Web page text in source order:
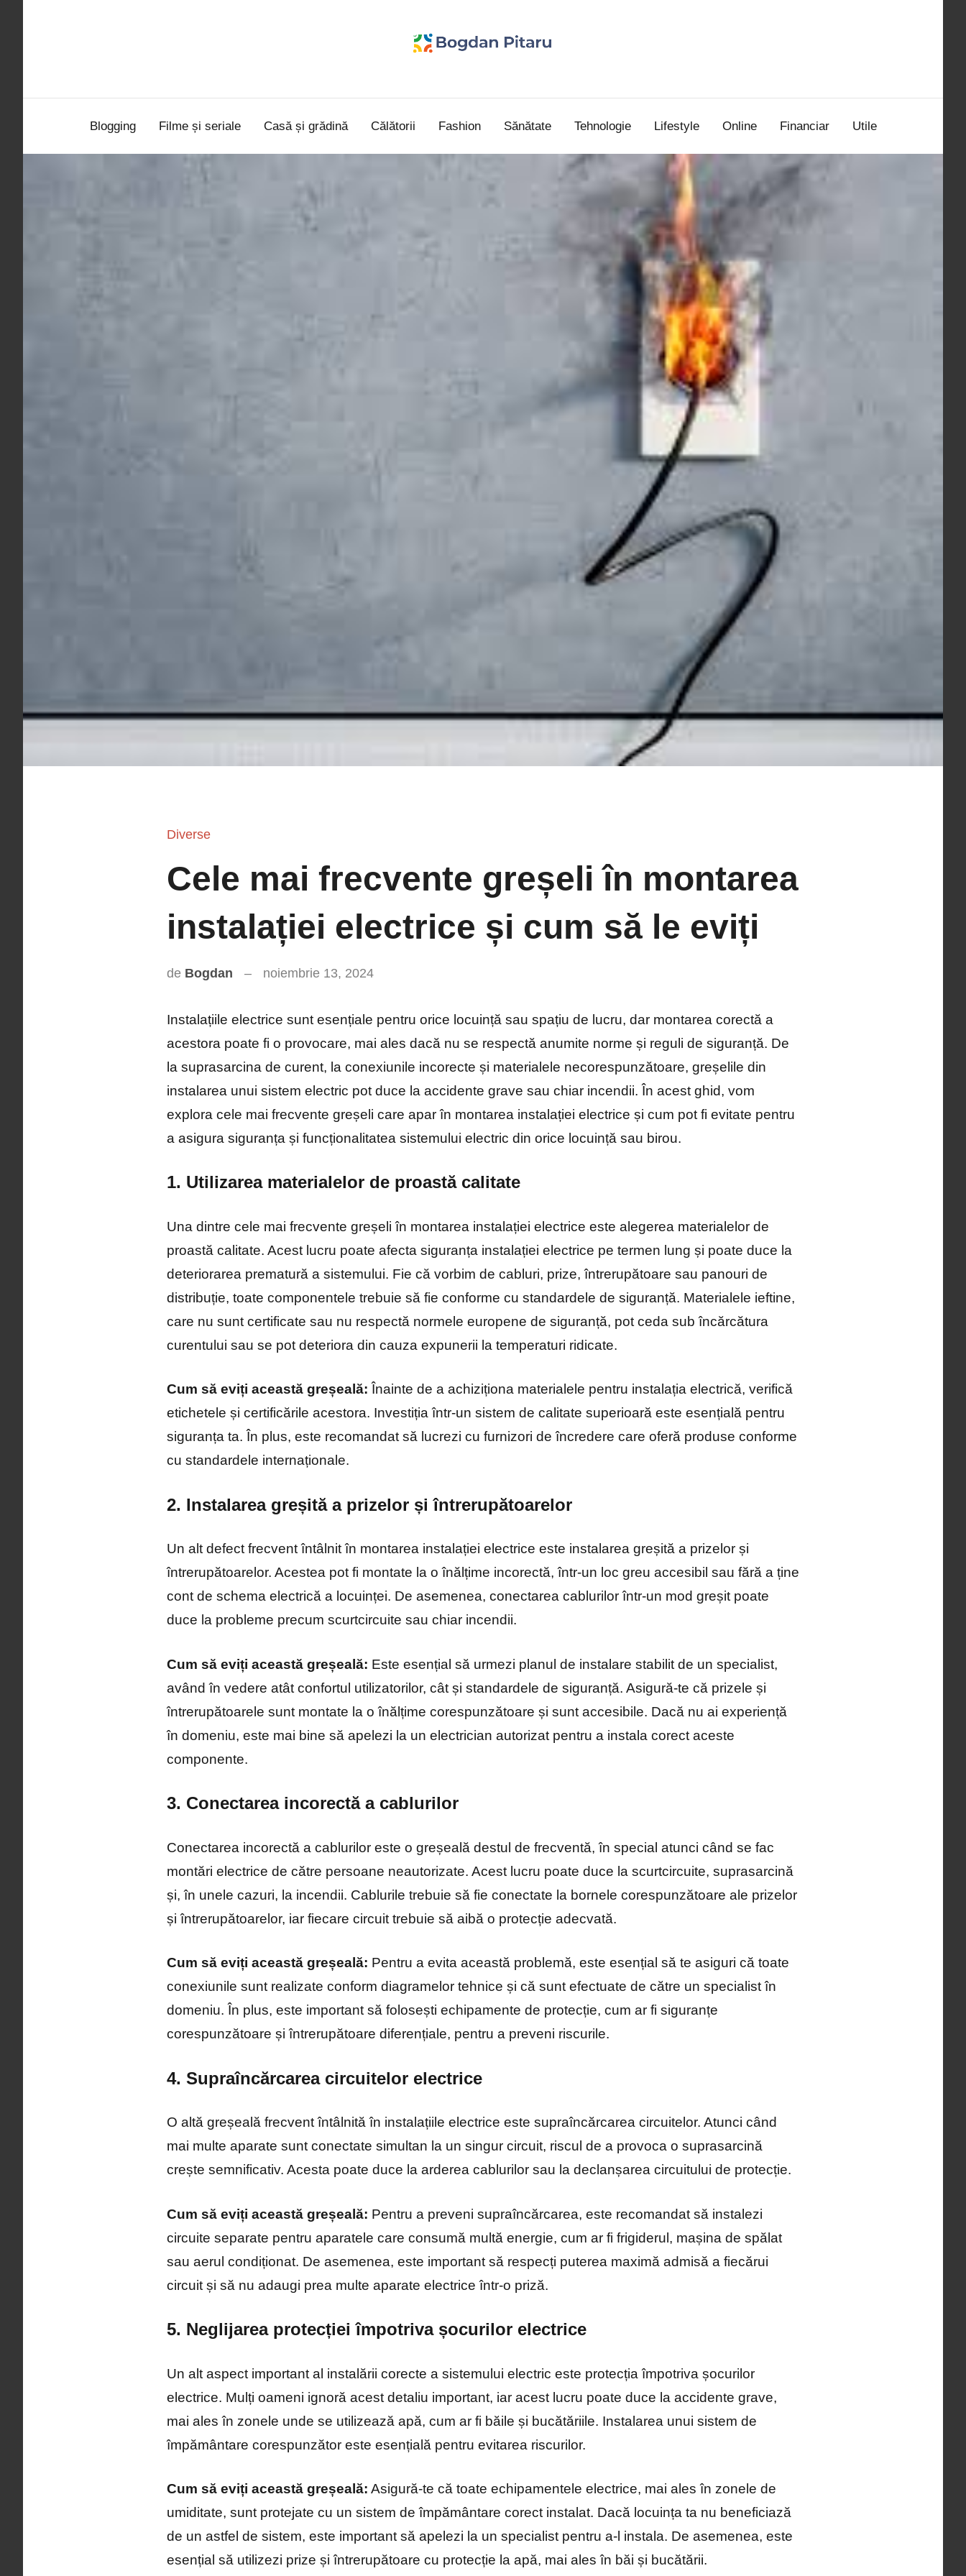
Pitaru
personal
Blogging
Filme și seriale Casă și grădină Călătorii Fashion Sănătate Tehnologie Lifestyle Online Financiar Utile
Diverse
Cele mai frecvente greșeli în montarea
instalației electrice și cum să le eviți
de Bogdan noiembrie 13, 2024
Instalațiile electrice sunt esențiale pentru orice locuință sau spațiu de lucru, dar montarea corectă a
acestora poate fi o provocare, mai ales dacă nu se respectă anumite norme și reguli de siguranță. De
la suprasarcina de curent, la conexiunile incorecte și materialele necorespunzătoare, greșelile din
instalarea unui sistem electric pot duce la accidente grave sau chiar incendii. În acest ghid, vom
explora cele mai frecvente greșeli care apar în montarea instalației electrice și cum pot fi evitate pentru
a asigura siguranța și funcționalitatea sistemului electric din orice locuință sau birou.
1. Utilizarea materialelor de proastă calitate
Una dintre cele mai frecvente greșeli în montarea instalației electrice este alegerea materialelor de
proastă calitate. Acest lucru poate afecta siguranța instalației electrice pe termen lung și poate duce la
deteriorarea prematură a sistemului. Fie că vorbim de cabluri, prize, întrerupătoare sau panouri de
distribuție, toate componentele trebuie să fie conforme cu standardele de siguranță. Materialele ieftine,
care nu sunt certificate sau nu respectă normele europene de siguranță, pot ceda sub încărcătura
curentului sau se pot deteriora din cauza expunerii la temperaturi ridicate.
Cum să eviți această greșeală: Înainte de a achiziționa materialele pentru instalația electrică, verifică
etichetele și certificările acestora. Investiția într-un sistem de calitate superioară este esențială pentru
siguranța ta. În plus, este recomandat să lucrezi cu furnizori de încredere care oferă produse conforme
cu standardele internaționale.
2. Instalarea greșită a prizelor și întrerupătoarelor
Un alt defect frecvent întâlnit în montarea instalației electrice este instalarea greșită a prizelor și
întrerupătoarelor. Acestea pot fi montate la o înălțime incorectă, într-un loc greu accesibil sau fără a ține
cont de schema electrică a locuinței. De asemenea, conectarea cablurilor într-un mod greșit poate
duce la probleme precum scurtcircuite sau chiar incendii.
Cum să eviți această greșeală: Este esențial să urmezi planul de instalare stabilit de un specialist,
având în vedere atât confortul utilizatorilor, cât și standardele de siguranță. Asigură-te că prizele și
întrerupătoarele sunt montate la o înălțime corespunzătoare și sunt accesibile. Dacă nu ai experiență
în domeniu, este mai bine să apelezi la un electrician autorizat pentru a instala corect aceste
componente.
3. Conectarea incorectă a cablurilor
Conectarea incorectă a cablurilor este o greșeală destul de frecventă, în special atunci când se fac
montări electrice de către persoane neautorizate. Acest lucru poate duce la scurtcircuite, suprasarcină
și, în unele cazuri, la incendii. Cablurile trebuie să fie conectate la bornele corespunzătoare ale prizelor
și întrerupătoarelor, iar fiecare circuit trebuie să aibă o protecție adecvată.
Cum să eviți această greșeală: Pentru a evita această problemă, este esențial să te asiguri că toate
conexiunile sunt realizate conform diagramelor tehnice și că sunt efectuate de către un specialist în
domeniu. În plus, este important să folosești echipamente de protecție, cum ar fi siguranțe
corespunzătoare și întrerupătoare diferențiale, pentru a preveni riscurile.
4. Supraîncărcarea circuitelor electrice
O altă greșeală frecvent întâlnită în instalațiile electrice este supraîncărcarea circuitelor. Atunci când
mai multe aparate sunt conectate simultan la un singur circuit, riscul de a provoca o suprasarcină
crește semnificativ. Acesta poate duce la arderea cablurilor sau la declanșarea circuitului de protecție.
Cum să eviți această greșeală: Pentru a preveni supraîncărcarea, este recomandat să instalezi
circuite separate pentru aparatele care consumă multă energie, cum ar fi frigiderul, mașina de spălat
sau aerul condiționat. De asemenea, este important să respecți puterea maximă admisă a fiecărui
circuit și să nu adaugi prea multe aparate electrice într-o priză.
5. Neglijarea protecției împotriva șocurilor electrice
Un alt aspect important al instalării corecte a sistemului electric este protecția împotriva șocurilor
electrice. Mulți oameni ignoră acest detaliu important, iar acest lucru poate duce la accidente grave,
mai ales în zonele unde se utilizează apă, cum ar fi băile și bucătăriile. Instalarea unui sistem de
împământare corespunzător este esențială pentru evitarea riscurilor.
Cum să eviți această greșeală: Asigură-te că toate echipamentele electrice, mai ales în zonele de
umiditate, sunt protejate cu un sistem de împământare corect instalat. Dacă locuința ta nu beneficiază
de un astfel de sistem, este important să apelezi la un specialist pentru a-l instala. De asemenea, este
esențial să utilizezi prize și întrerupătoare cu protecție la apă, mai ales în băi și bucătării.